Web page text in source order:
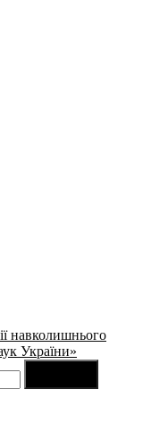
навколишнього
України»